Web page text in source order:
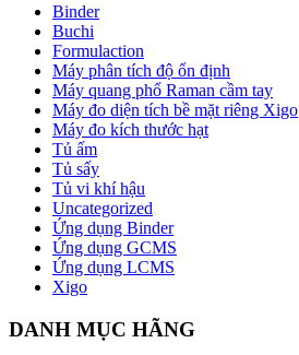
Binder
Buchi
Formulaction
Máy phân tích độ ổn định
Máy quang phổ Raman cầm tay
Máy đo diện tích bề mặt riêng Xigo
Máy đo kích thước hạt
Tủ ấm
Tủ sấy
Tủ vi khí hậu
Uncategorized
Ứng dụng Binder
Ứng dụng GCMS
Ứng dụng LCMS
Xigo
DANH MỤC HÃNG